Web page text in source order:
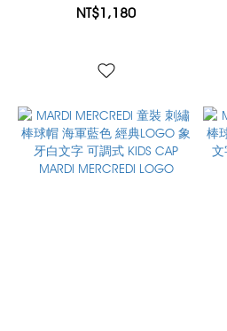
純棉 KIDS TSHIRT DDANJI
NT$1,180